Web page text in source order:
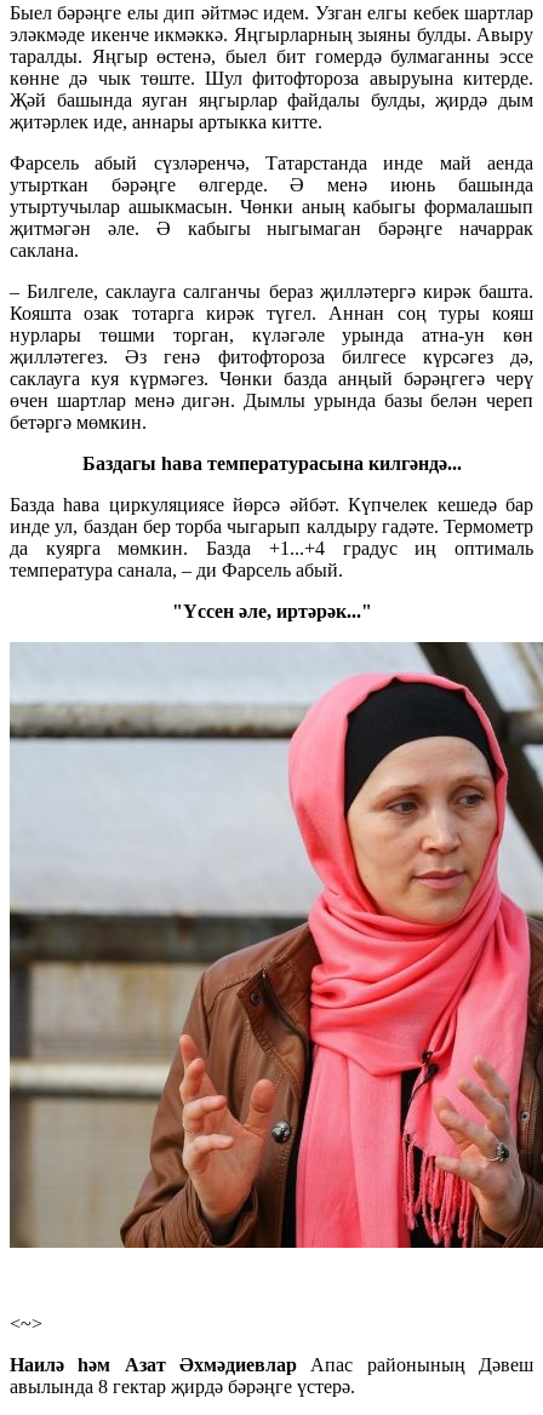
Быел бәрәңге елы дип әйтмәс идем. Узган елгы кебек шартлар
эләкмәде икенче икмәккә. Яңгырларның зыяны булды. Авыру
таралды. Яңгыр өстенә, быел бит гомердә булмаганны эссе
көнне дә чык төште. Шул фитофтороза авыруына китерде.
Җәй башында яуган яңгырлар файдалы булды, җирдә дым
җитәрлек иде, аннары артыкка китте.
Фарсель абый сүзләренчә, Татарстанда инде май аенда
утырткан бәрәңге өлгерде. Ә менә июнь башында
утыртучылар ашыкмасын. Чөнки аның кабыгы формалашып
җитмәгән әле. Ә кабыгы ныгымаган бәрәңге начаррак
саклана.
– Билгеле, саклауга салганчы бераз җилләтергә кирәк башта.
Кояшта озак тотарга кирәк түгел. Аннан соң туры кояш
нурлары төшми торган, күләгәле урында атна-ун көн
җилләтегез. Әз генә фитофтороза билгесе күрсәгез дә,
саклауга куя күрмәгез. Чөнки базда анңый бәрәңгегә черү
өчен шартлар менә дигән. Дымлы урында базы белән череп
бетәргә мөмкин.
Баздагы һава температурасына килгәндә...
Базда һава циркуляциясе йөрсә әйбәт. Күпчелек кешедә бар
инде ул, баздан бер торба чыгарып калдыру гадәте. Термометр
да куярга мөмкин. Базда +1...+4 градус иң оптималь
температура санала, – ди Фарсель абый.
"Үссен әле, иртәрәк..."
<~>
Наилә һәм Азат Әхмәдиевлар Апас районының Дәвеш
авылында 8 гектар җирдә бәрәңге үстерә.